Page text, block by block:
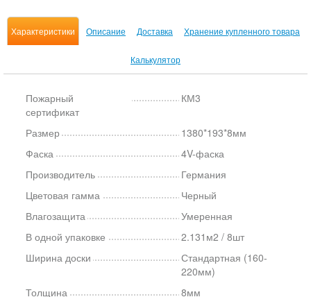
Характеристики Описание Доставка Хранение купленного товара
Калькулятор
Пожарный
сертификат
КМ3
Размер
1380*193*8мм
Фаска
4V-фаска
Производитель
Германия
Цветовая гамма
Черный
Влагозащита
Умеренная
В одной упаковке
2.131м2 / 8шт
Ширина доски
Стандартная (160-
220мм)
Толщина
8мм